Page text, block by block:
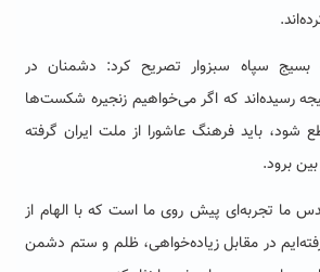
بسیج سپاه سبزوار تصریح کرد: دشمنان در
رسیده‌اند که اگر می‌خواهیم زنجیره شکست‌ها
شود، باید فرهنگ عاشورا از ملت ایران گرفته
برود.
ما تجربه‌ای پیش روی ما است که با الهام از
در مقابل زیاده‌خواهی، ظلم و ستم دشمن